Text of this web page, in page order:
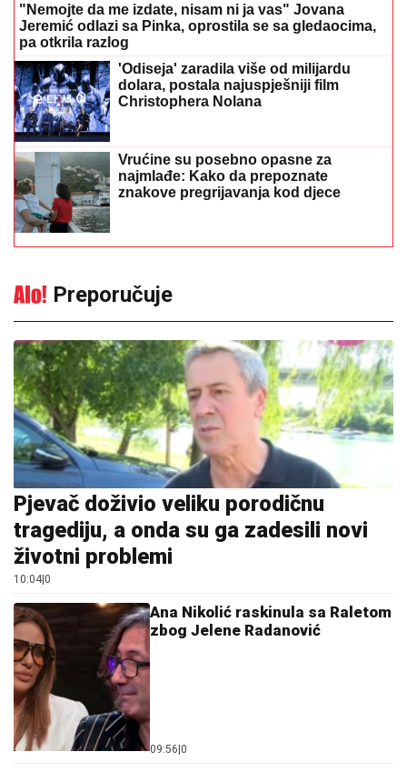
"Nemojte da me izdate, nisam ni ja vas" Jovana
Jeremić odlazi sa Pinka, oprostila se sa gledaocima,
pa otkrila razlog
'Odiseja' zaradila više od milijardu
dolara, postala najuspješniji film
Christophera Nolana
Vrućine su posebno opasne za
najmlađe: Kako da prepoznate
znakove pregrijavanja kod djece
Preporučuje
Pjevač doživio veliku porodičnu
tragediju, a onda su ga zadesili novi
životni problemi
10:04 0
Ana Nikolić raskinula sa Raletom
zbog Jelene Radanović
09:56 0